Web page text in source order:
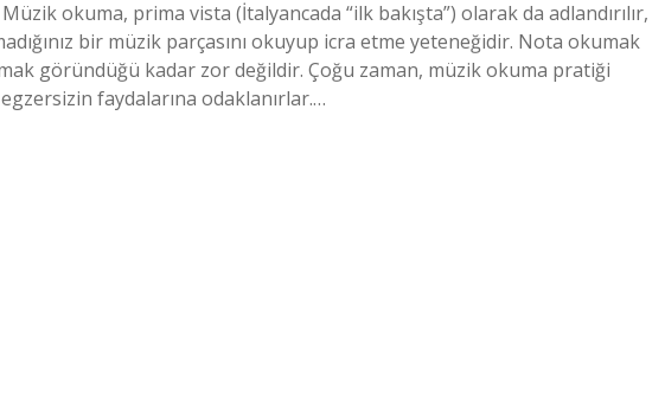
okuma, prima vista (İtalyancada “ilk bakışta”) olarak da adlandırılır,
bir müzik parçasını okuyup icra etme yeteneğidir. Nota okumak
göründüğü kadar zor değildir. Çoğu zaman, müzik okuma pratiği
faydalarına odaklanırlar.…